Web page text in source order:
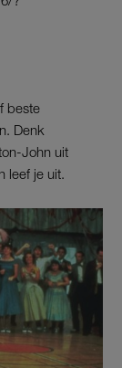
beste
Denk
John uit
leef je uit.